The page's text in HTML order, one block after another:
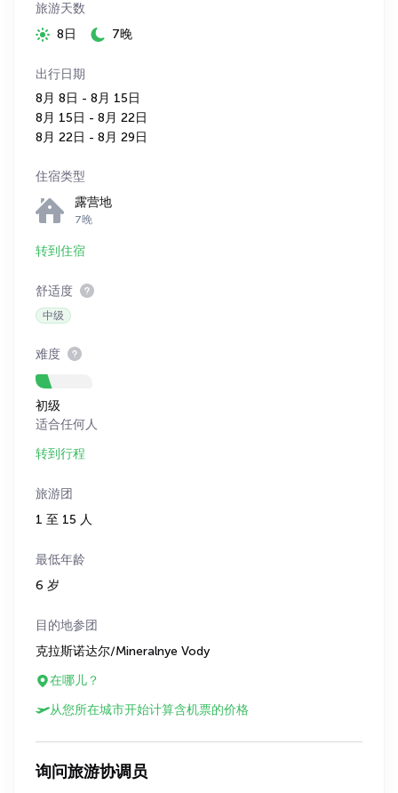
旅游天数
8日
7晚
出行日期
8月 8日 - 8月 15日
8月 15日 - 8月 22日
8月 22日 - 8月 29日
住宿类型
露营地
7晚
转到住宿
舒适度
中级
难度
初级
适合任何人
转到行程
旅游团
1 至 15 人
最低年龄
6 岁
目的地参团
克拉斯诺达尔/Mineralnye Vody
在哪儿？
从您所在城市开始计算含机票的价格
询问旅游协调员